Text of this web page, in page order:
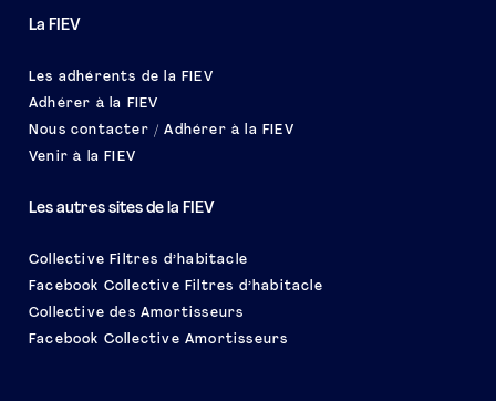
La FIEV
Les adhérents de la FIEV
Adhérer à la FIEV
Nous contacter / Adhérer à la FIEV
Venir à la FIEV
Les autres sites de la FIEV
Collective Filtres d’habitacle
Facebook Collective Filtres d’habitacle
Collective des Amortisseurs
Facebook Collective Amortisseurs